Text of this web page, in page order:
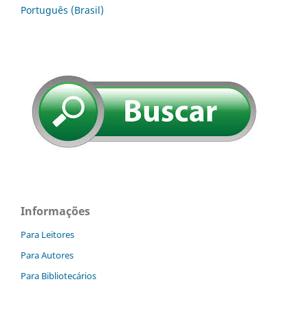
Português (Brasil)
Informações
Para Leitores
Para Autores
Para Bibliotecários